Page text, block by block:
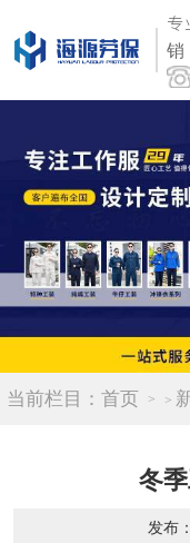
专
销
当前栏目： 首页 >
冬
发布